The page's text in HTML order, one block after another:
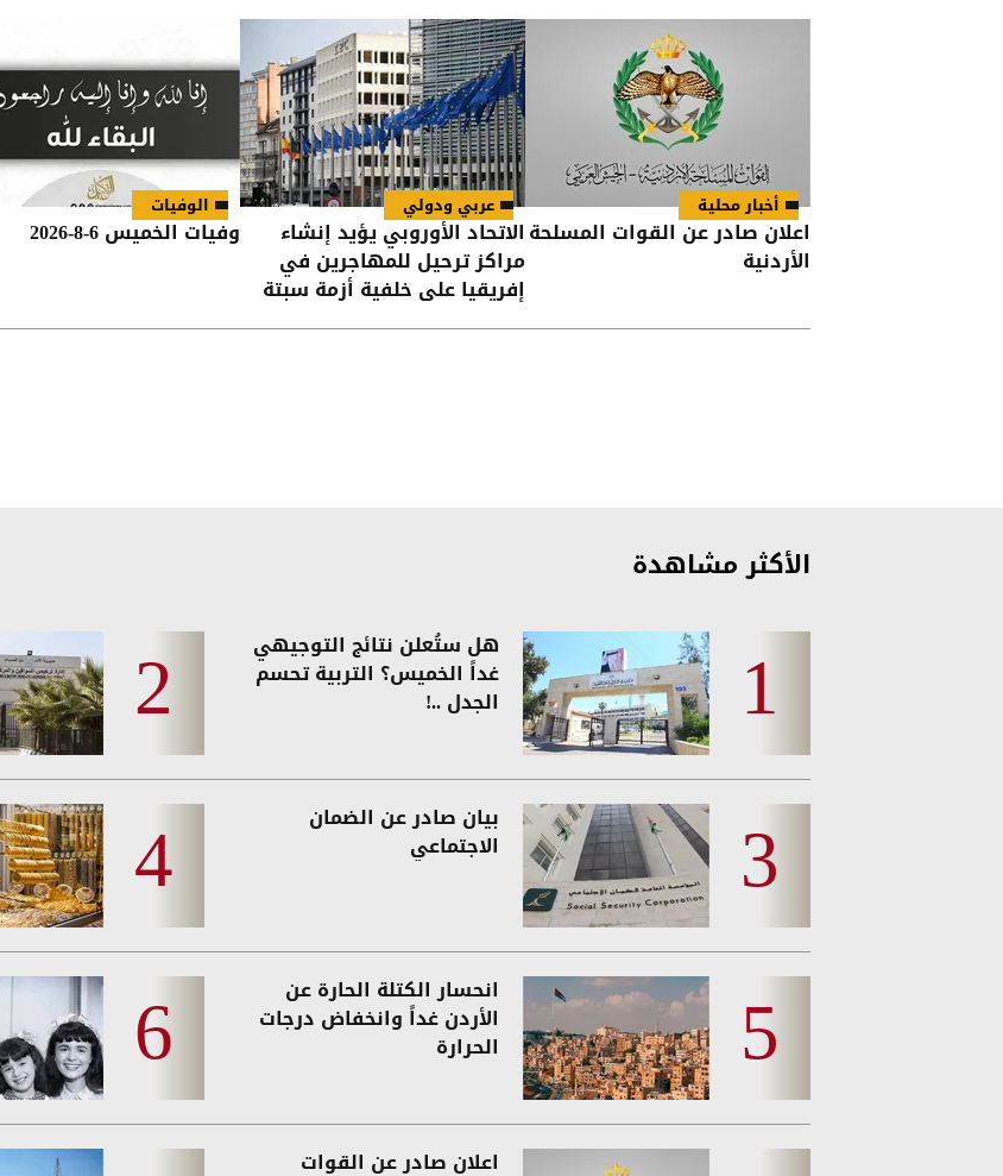
أخبار محلية
اعلان صادر عن القوات المسلحة
الأردنية
عربي ودولي
الاتحاد الأوروبي يؤيد إنشاء
مراكز ترحيل للمهاجرين في
إفريقيا على خلفية أزمة سبتة
الوفيات
وفيات الخميس 6-8-2026
الأكثر مشاهدة
هل ستُعلن نتائج التوجيهي
غداً الخميس؟ التربية تحسم
الجدل ..!
بيان صادر عن الضمان
الاجتماعي
انحسار الكتلة الحارة عن
الأردن غداً وانخفاض درجات
الحرارة
اعلان صادر عن القوات